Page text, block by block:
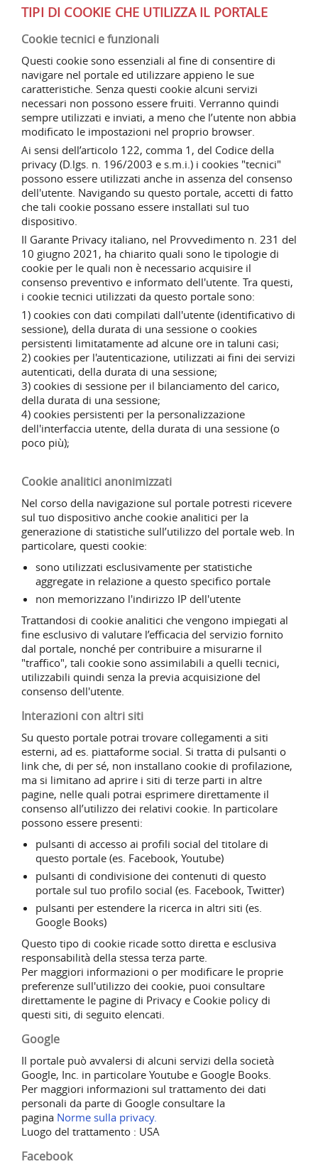
TIPI DI COOKIE CHE UTILIZZA IL PORTALE
Cookie tecnici e funzionali
Questi cookie sono essenziali al fine di consentire di
navigare nel portale ed utilizzare appieno le sue
caratteristiche. Senza questi cookie alcuni servizi
necessari non possono essere fruiti. Verranno quindi
sempre utilizzati e inviati, a meno che l’utente non abbia
modificato le impostazioni nel proprio browser.
Ai sensi dell’articolo 122, comma 1, del Codice della
privacy (D.lgs. n. 196/2003 e s.m.i.) i cookies "tecnici"
possono essere utilizzati anche in assenza del consenso
dell'utente. Navigando su questo portale, accetti di fatto
che tali cookie possano essere installati sul tuo
dispositivo.
Il Garante Privacy italiano, nel Provvedimento n. 231 del
10 giugno 2021, ha chiarito quali sono le tipologie di
cookie per le quali non è necessario acquisire il
consenso preventivo e informato dell'utente. Tra questi,
i cookie tecnici utilizzati da questo portale sono:
1) cookies con dati compilati dall'utente (identificativo di
sessione), della durata di una sessione o cookies
persistenti limitatamente ad alcune ore in taluni casi;
2) cookies per l'autenticazione, utilizzati ai fini dei servizi
autenticati, della durata di una sessione;
3) cookies di sessione per il bilanciamento del carico,
della durata di una sessione;
4) cookies persistenti per la personalizzazione
dell'interfaccia utente, della durata di una sessione (o
poco più);
Cookie analitici anonimizzati
Nel corso della navigazione sul portale potresti ricevere
sul tuo dispositivo anche cookie analitici per la
generazione di statistiche sull’utilizzo del portale web. In
particolare, questi cookie:
sono utilizzati esclusivamente per statistiche
aggregate in relazione a questo specifico portale
non memorizzano l'indirizzo IP dell'utente
Trattandosi di cookie analitici che vengono impiegati al
fine esclusivo di valutare l’efficacia del servizio fornito
dal portale, nonché per contribuire a misurarne il
"traffico", tali cookie sono assimilabili a quelli tecnici,
utilizzabili quindi senza la previa acquisizione del
consenso dell'utente.
Interazioni con altri siti
Su questo portale potrai trovare collegamenti a siti
esterni, ad es. piattaforme social. Si tratta di pulsanti o
link che, di per sé, non installano cookie di profilazione,
ma si limitano ad aprire i siti di terze parti in altre
pagine, nelle quali potrai esprimere direttamente il
consenso all’utilizzo dei relativi cookie. In particolare
possono essere presenti:
pulsanti di accesso ai profili social del titolare di
questo portale (es. Facebook, Youtube)
pulsanti di condivisione dei contenuti di questo
portale sul tuo profilo social (es. Facebook, Twitter)
pulsanti per estendere la ricerca in altri siti (es.
Google Books)
Questo tipo di cookie ricade sotto diretta e esclusiva
responsabilità della stessa terza parte.
Per maggiori informazioni o per modificare le proprie
preferenze sull'utilizzo dei cookie, puoi consultare
direttamente le pagine di Privacy e Cookie policy di
questi siti, di seguito elencati.
Google
Il portale può avvalersi di alcuni servizi della società
Google, Inc. in particolare Youtube e Google Books.
Per maggiori informazioni sul trattamento dei dati
personali da parte di Google consultare la
pagina Norme sulla privacy.
Luogo del trattamento : USA
Facebook